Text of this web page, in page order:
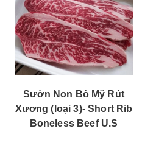
Sườn Non Bò Mỹ Rút
Xương (loại 3)- Short Rib
Boneless Beef U.S